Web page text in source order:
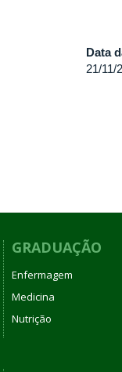
Data
21/11/
GRADUAÇÃO
Enfermagem
Medicina
Nutrição